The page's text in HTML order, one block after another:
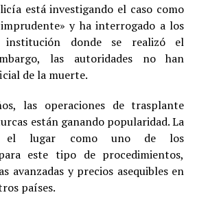
está investigando el caso como
y ha interrogado a los
institución donde se realizó el
las autoridades no han
de la muerte.
las operaciones de trasplante
están ganando popularidad. La
el lugar como uno de los
este tipo de procedimientos,
avanzadas y precios asequibles en
países.